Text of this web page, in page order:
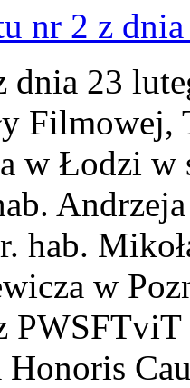
nr 2 z
dnia 23
w Łodzi
hab.
w